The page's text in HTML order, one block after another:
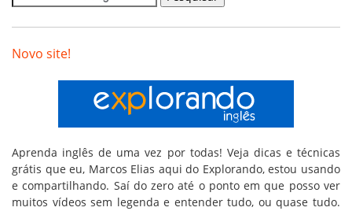
Novo site!
Aprenda inglês de uma vez por todas! Veja dicas e técnicas
grátis que eu, Marcos Elias aqui do Explorando, estou usando
e compartilhando. Saí do zero até o ponto em que posso ver
muitos vídeos sem legenda e entender tudo, ou quase tudo.